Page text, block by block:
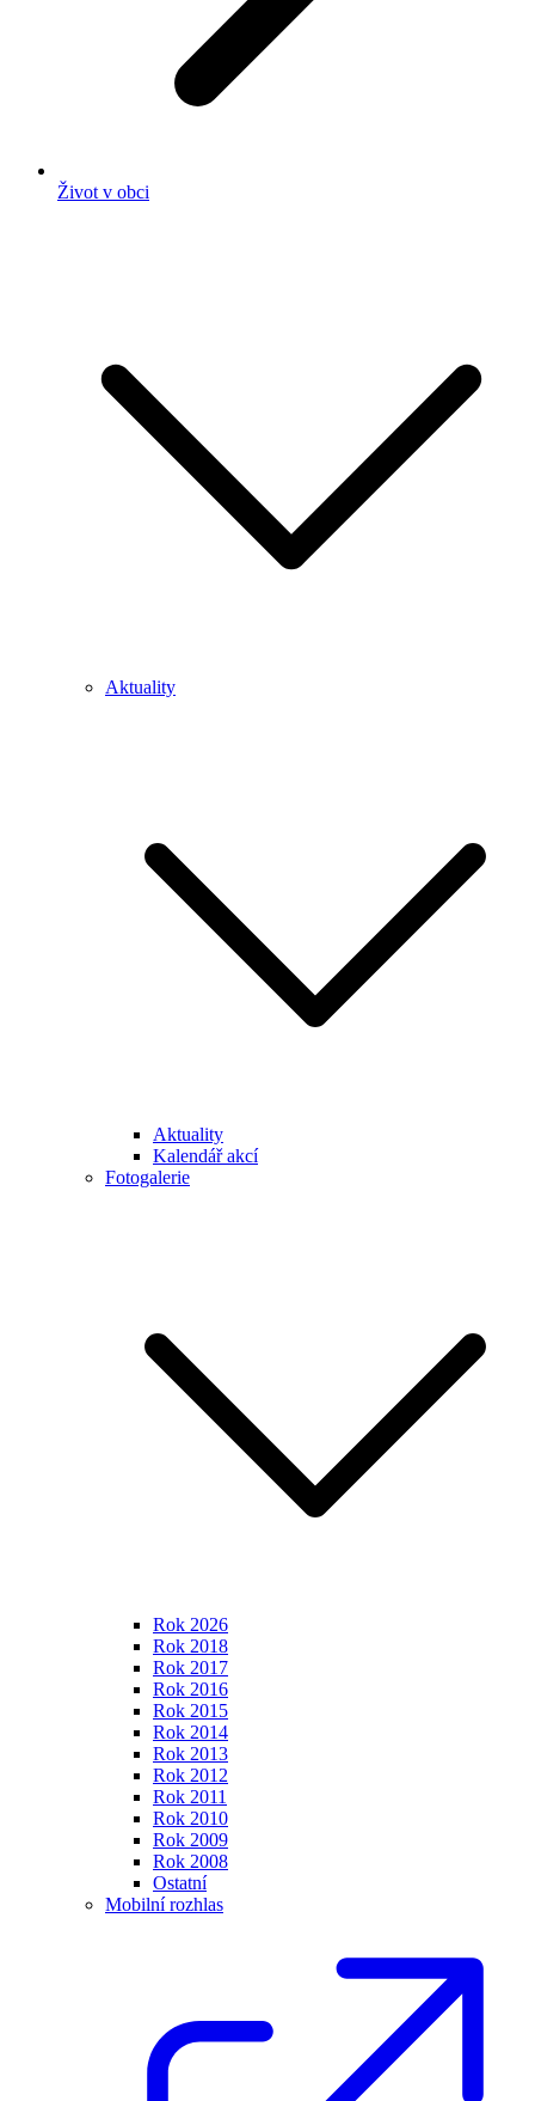
Život v obci
Aktuality
Aktuality
Kalendář akcí
Fotogalerie
Rok 2026
Rok 2018
Rok 2017
Rok 2016
Rok 2015
Rok 2014
Rok 2013
Rok 2012
Rok 2011
Rok 2010
Rok 2009
Rok 2008
Ostatní
Mobilní rozhlas